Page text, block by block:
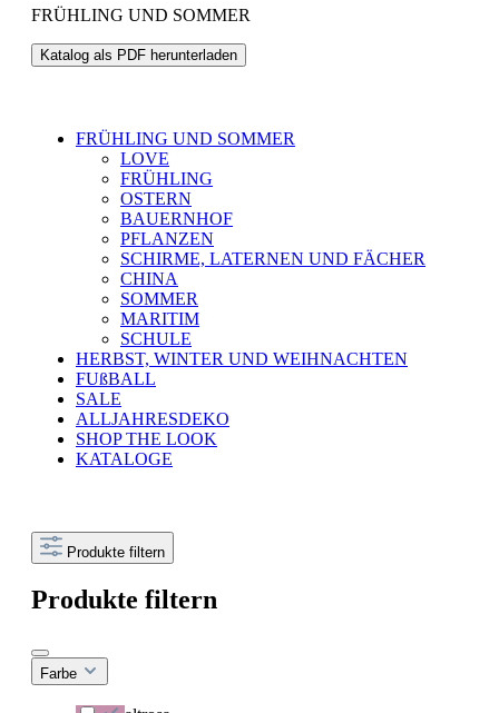
FRÜHLING UND SOMMER
Katalog als PDF herunterladen
FRÜHLING UND SOMMER
LOVE
FRÜHLING
OSTERN
BAUERNHOF
PFLANZEN
SCHIRME, LATERNEN UND FÄCHER
CHINA
SOMMER
MARITIM
SCHULE
HERBST, WINTER UND WEIHNACHTEN
FUßBALL
SALE
ALLJAHRESDEKO
SHOP THE LOOK
KATALOGE
Produkte filtern
Produkte filtern
Farbe